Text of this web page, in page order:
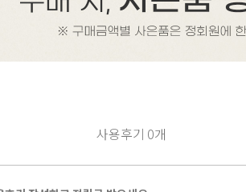
사용후기 0개